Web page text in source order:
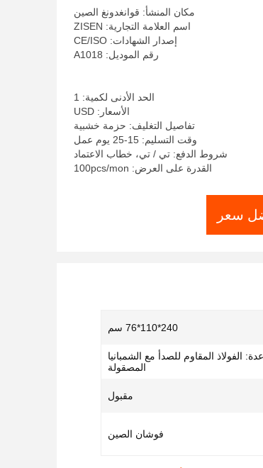
مكان المنشأ: قوانغدونغ الصين
اسم العلامة التجارية: ZISEN
إصدار الشهادات: CE/ISO
رقم الموديل: A1018
الحد الأدنى لكمية: 1
الأسعار: USD
تفاصيل التغليف: حزمة خشبية
وقت التسليم: 15-25 يوم عمل
شروط الدفع: تي / تي، خطاب الاعتماد
القدرة على العرض: 100pcs/mon
سعر
240*110*76 سم
الفولاذ المقاوم للصدأ مع الشمبانيا
المصقولة
مقبول
فوشان الصين